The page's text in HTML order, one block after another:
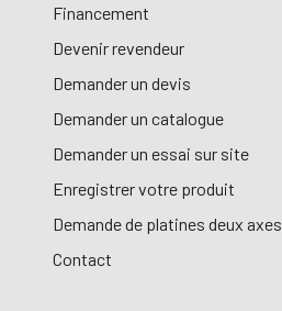
Financement
Devenir revendeur
Demander un devis
Demander un catalogue
Demander un essai sur site
Enregistrer votre produit
Demande de platines deux axes
Contact